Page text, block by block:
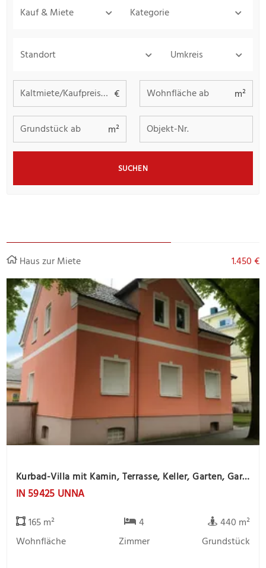
Kauf & Miete Kategorie
Standort Umkreis
Kaltmiete/Kaufpreis bis € Wohnfläche ab m²
Grundstück ab m² Objekt-Nr.
SUCHEN
Haus zur Miete 1.450 €
Kurbad-Villa mit Kamin, Terrasse, Keller, Garten, Garage und Gartenhaus
IN 59425 UNNA
165 m²
Wohnfläche
4
Zimmer
440 m²
Grundstück